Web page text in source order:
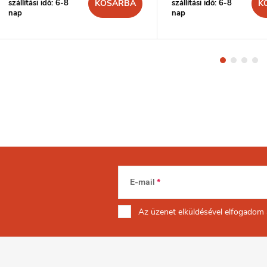
szállítási idő: 6-8
nap
KOSÁRBA
szállítási idő: 6-8
nap
E-mail
Az üzenet elküldésével elfogadom